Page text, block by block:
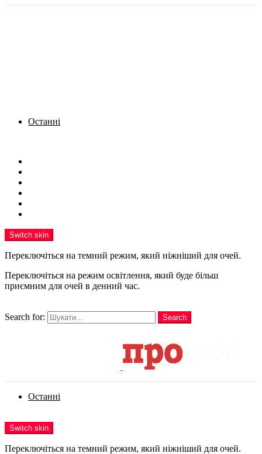
Останні
Switch skin
Переключіться на темний режим, який ніжніший для очей.
Переключіться на режим освітлення, який буде більш
приємним для очей в денний час.
Search for:
Search
Останні
Switch skin
Переключіться на темний режим, який ніжніший для очей.